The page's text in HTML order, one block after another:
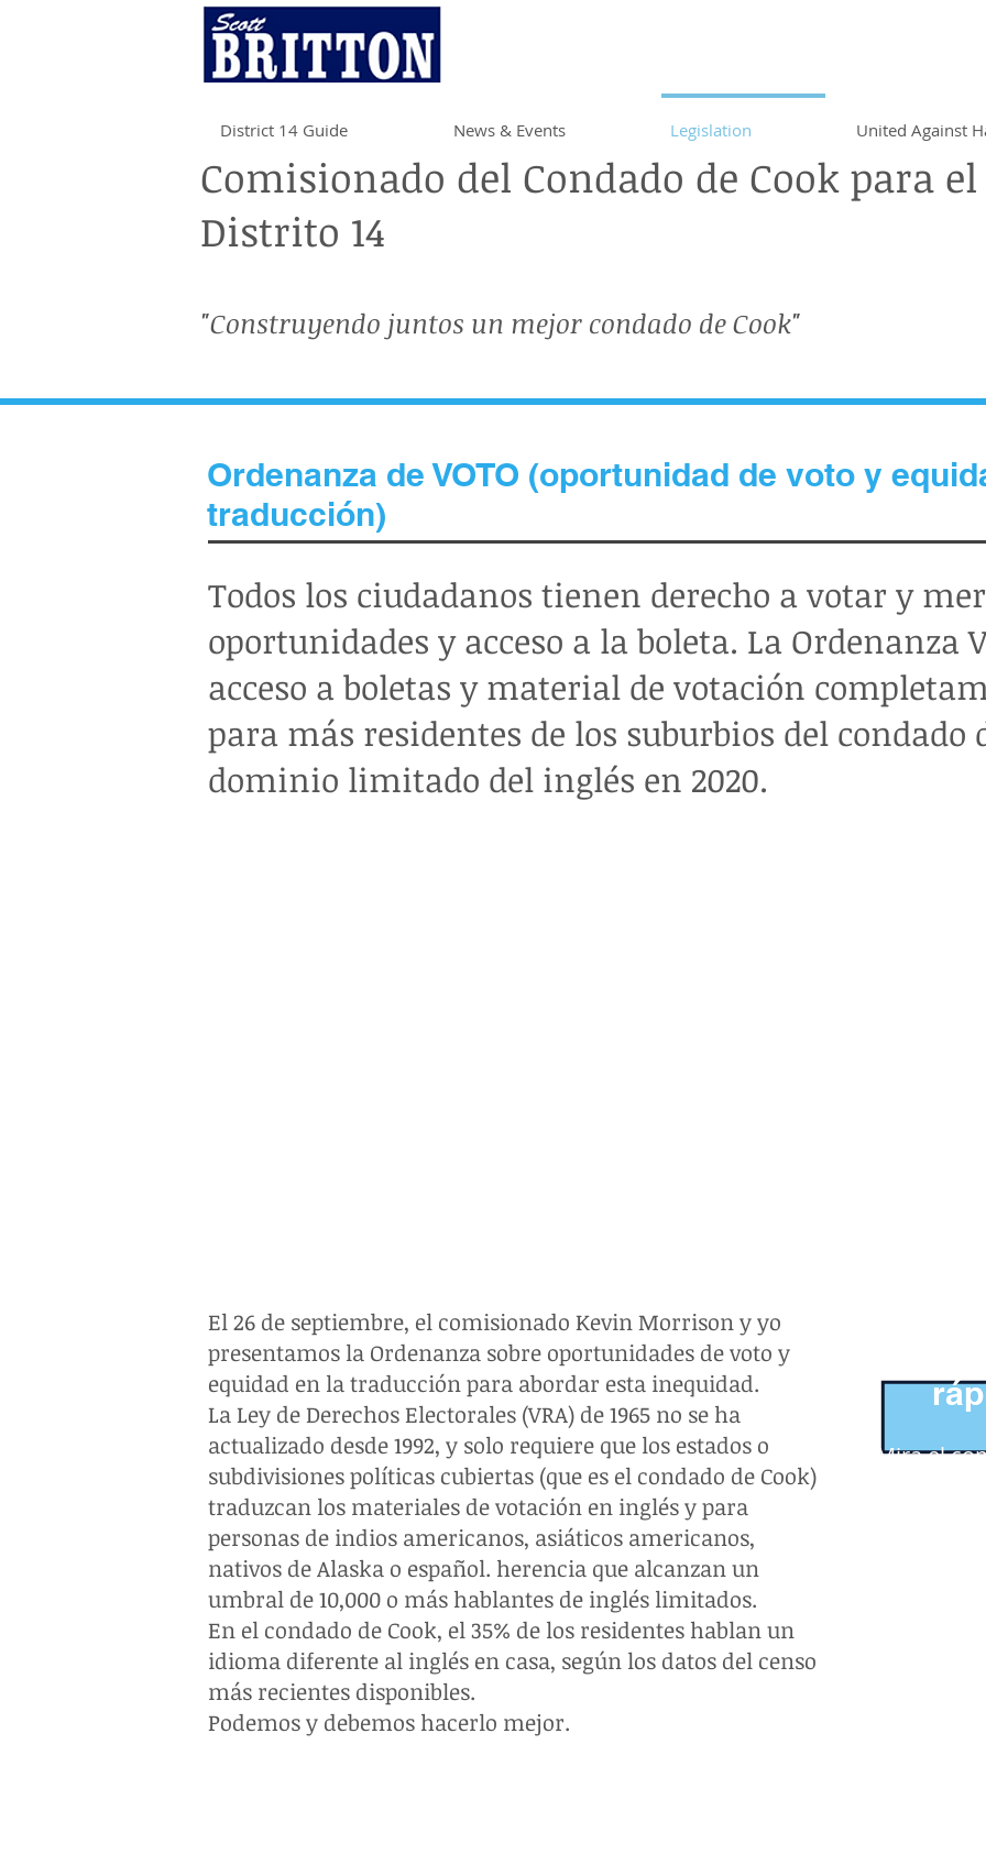
District 14 Guide News & Events Legislation United Against
Comisionado del Condado de Cook para el
Distrito 14
"Construyendo juntos un mejor condado de Cook"
Ordenanza de VOTO (oportunidad de voto y
traducción)
Todos los ciudadanos tienen derecho a votar y
oportunidades y acceso a la boleta. La Ordenanza
acceso a boletas y material de votación
para más residentes de los suburbios del condado
dominio limitado del inglés en 2020.
El 26 de septiembre, el comisionado Kevin Morrison y yo
presentamos la Ordenanza sobre oportunidades de voto y
equidad en la traducción para abordar esta inequidad.
La Ley de Derechos Electorales (VRA) de 1965 no se ha
actualizado desde 1992, y solo requiere que los estados o
subdivisiones políticas cubiertas (que es el condado de Cook)
traduzcan los materiales de votación en inglés y para
personas de indios americanos, asiáticos americanos,
nativos de Alaska o español. herencia que alcanzan un
umbral de 10,000 o más hablantes de inglés limitados.
En el condado de Cook, el 35% de los residentes hablan un
idioma diferente al inglés en casa, según los datos del censo
más recientes disponibles.
Podemos y debemos hacerlo mejor.
Mira el